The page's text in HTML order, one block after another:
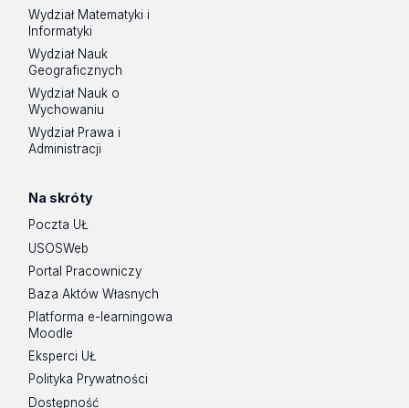
Wydział Matematyki i
Informatyki
Wydział Nauk
Geograficznych
Wydział Nauk o
Wychowaniu
Wydział Prawa i
Administracji
Na skróty
Poczta UŁ
USOSWeb
Portal Pracowniczy
Baza Aktów Własnych
Platforma e-learningowa
Moodle
Eksperci UŁ
Polityka Prywatności
Dostępność